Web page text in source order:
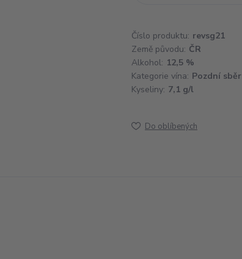
Číslo produktu: revsg21
Země původu: ČR
Alkohol: 12,5 %
Kategorie vína: Pozdní sběr
Kyseliny: 7,1 g/l
Do oblíbených